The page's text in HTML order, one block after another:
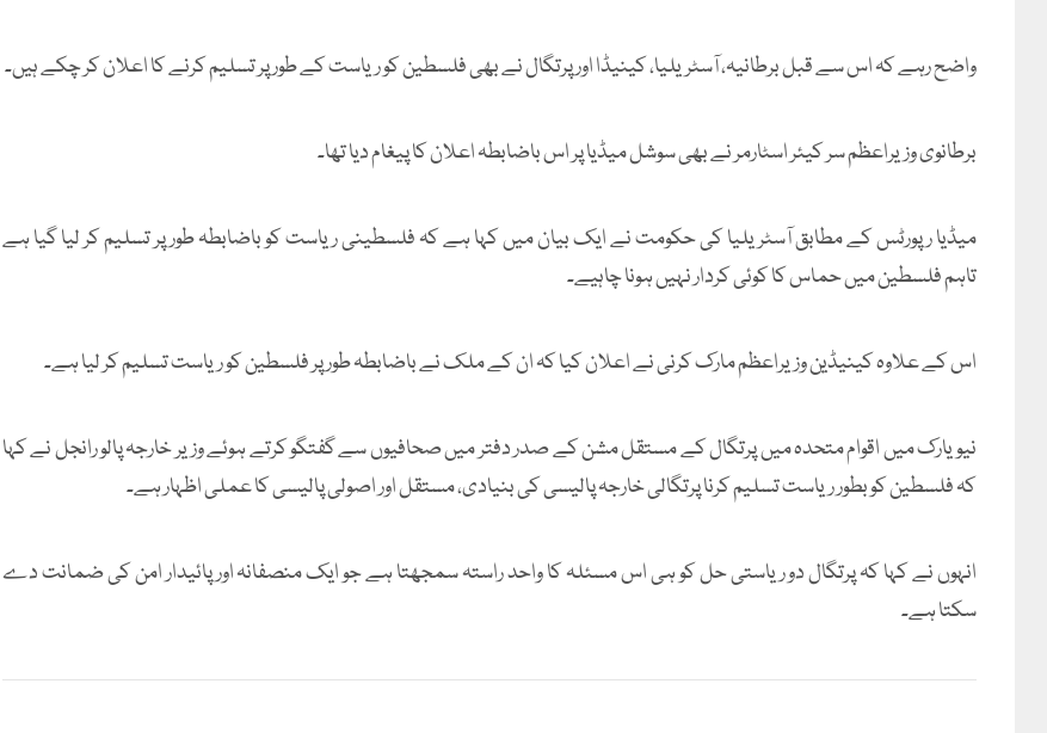
واضح رہے کہ اس سے قبل برطانیہ، آسٹریلیا، کینیڈا اور پرتگال نے بھی فلسطین کو ریاست کے طور پر تسلیم کرنے کا اعلان کر چکے ہیں۔
برطانوی وزیراعظم سر کیئر اسٹارمر نے بھی سوشل میڈیا پر اس باضابطہ اعلان کا پیغام دیا تھا۔
میڈیا رپورٹس کے مطابق آسٹریلیا کی حکومت نے ایک بیان میں کہا ہے کہ فلسطینی ریاست کو باضابطہ طور پر تسلیم کر لیا گیا ہے
تاہم فلسطین میں حماس کا کوئی کردار نہیں ہونا چاہیے۔
اس کے علاوہ کینیڈین وزیراعظم مارک کرنی نے اعلان کیا کہ ان کے ملک نے باضابطہ طور پر فلسطین کو ریاست تسلیم کر لیا ہے۔
نیویارک میں اقوام متحدہ میں پرتگال کے مستقل مشن کے صدر دفتر میں صحافیوں سے گفتگو کرتے ہوئے وزیر خارجہ پالو رانجل نے کہا
کہ فلسطین کو بطور ریاست تسلیم کرنا پرتگالی خارجہ پالیسی کی بنیادی، مستقل اور اصولی پالیسی کا عملی اظہار ہے۔
انہوں نے کہا کہ پرتگال دو ریاستی حل کو ہی اس مسئلہ کا واحد راستہ سمجھتا ہے جو ایک منصفانہ اور پائیدار امن کی ضمانت دے
سکتا ہے۔